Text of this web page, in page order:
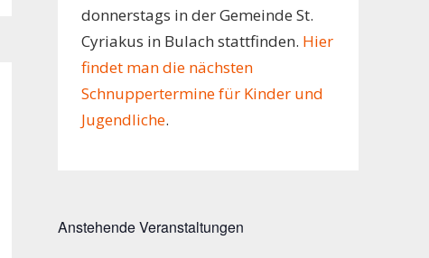
donnerstags in der Gemeinde St.
Cyriakus in Bulach stattfinden. Hier
findet man die nächsten
Schnuppertermine für Kinder und
Jugendliche.
Anstehende Veranstaltungen